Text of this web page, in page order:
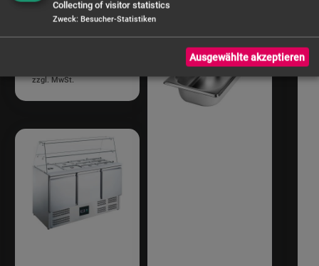
900x700mm |
für 2x 1/1 + 2x
1/4 GN
Collecting of visitor statistics
Zweck: Besucher-Statistiken
Ausgewählte akzeptieren